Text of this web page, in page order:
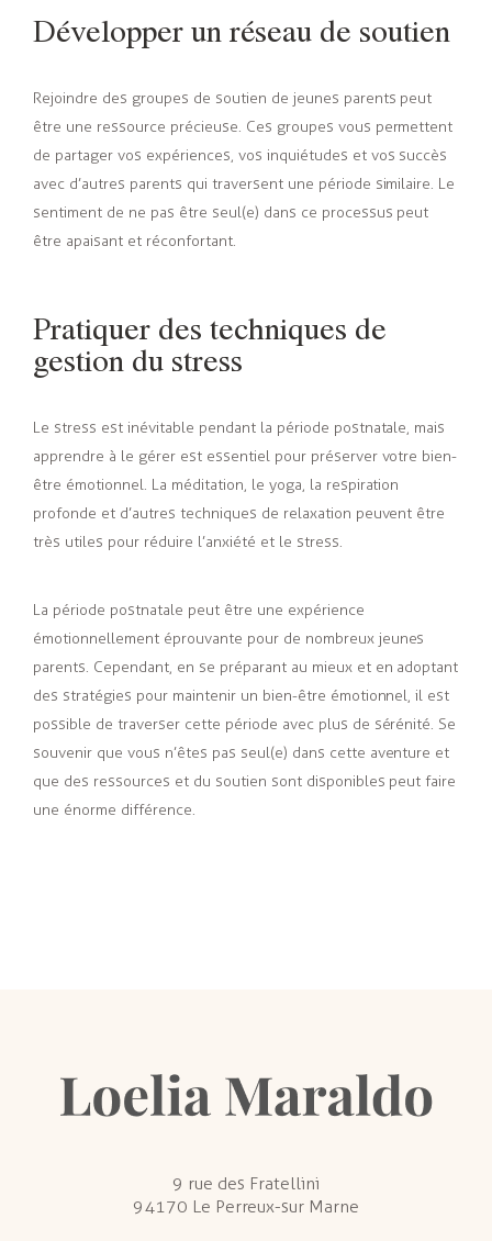
Développer un réseau de soutien
Rejoindre des groupes de soutien de jeunes parents peut
être une ressource précieuse. Ces groupes vous permettent
de partager vos expériences, vos inquiétudes et vos succès
avec d’autres parents qui traversent une période similaire. Le
sentiment de ne pas être seul(e) dans ce processus peut
être apaisant et réconfortant.
Pratiquer des techniques de
gestion du stress
Le stress est inévitable pendant la période postnatale, mais
apprendre à le gérer est essentiel pour préserver votre bien-
être émotionnel. La méditation, le yoga, la respiration
profonde et d’autres techniques de relaxation peuvent être
très utiles pour réduire l’anxiété et le stress.
La période postnatale peut être une expérience
émotionnellement éprouvante pour de nombreux jeunes
parents. Cependant, en se préparant au mieux et en adoptant
des stratégies pour maintenir un bien-être émotionnel, il est
possible de traverser cette période avec plus de sérénité. Se
souvenir que vous n’êtes pas seul(e) dans cette aventure et
que des ressources et du soutien sont disponibles peut faire
une énorme différence.
9 rue des Fratellini
94170 Le Perreux-sur Marne